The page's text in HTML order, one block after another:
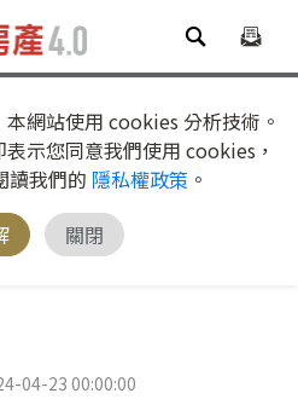
網站使用 cookies 分析技術。
示您同意我們使用 cookies，
讀我們的 隱私權政策 。
關閉
04-23 00:00:00